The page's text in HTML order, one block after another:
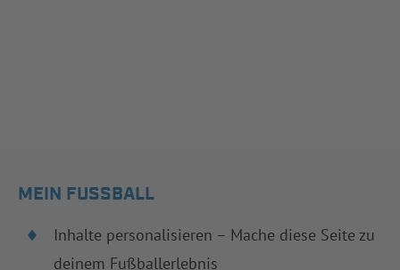
MEIN FUSSBALL
Inhalte personalisieren – Mache diese Seite zu
deinem Fußballerlebnis